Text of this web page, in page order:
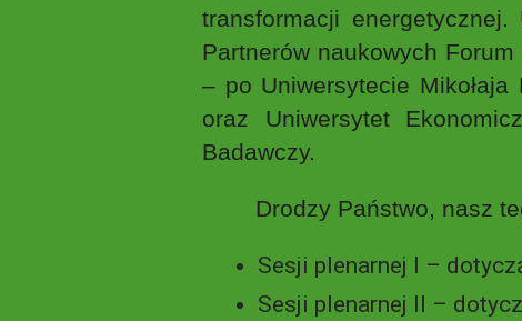
transformacji
Partnerów naukowych
– po Uniwersytecie
oraz Uniwersytet
Badawczy.
Drodzy Państwo, nasz
Sesji plenarnej I –
Sesji plenarnej II –